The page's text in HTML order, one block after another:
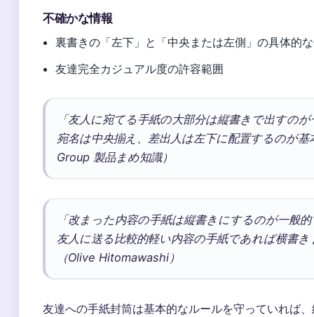
不確かな情報
裏書きの「左下」と「中央または左側」の具体的
友達完全カジュアル度の許容範囲
「友人に宛てる手紙の大部分は縦書きで出すの
宛名は中央揃え、差出人は左下に配置するのが
Group 製品まめ知識）
「改まった内容の手紙は縦書きにするのが一般
友人に送る比較的軽い内容の手紙であれば横書
（Olive Hitomawashi）
友達への手紙封筒は基本的なルールを守っていれば